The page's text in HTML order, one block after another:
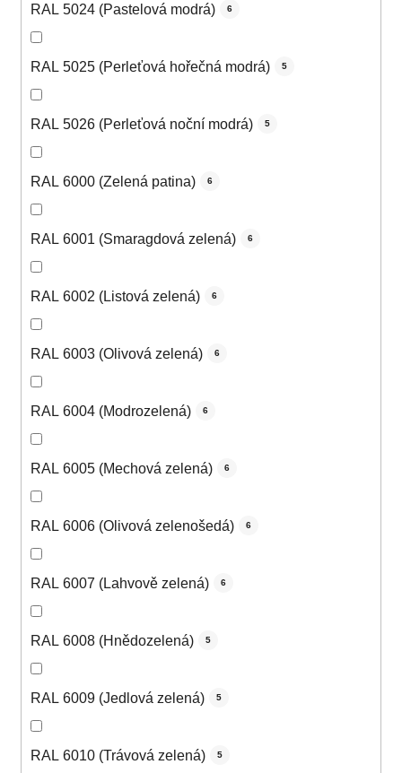
RAL 5024 (Pastelová modrá) 6
RAL 5025 (Perleťová hořečná modrá) 5
RAL 5026 (Perleťová noční modrá) 5
RAL 6000 (Zelená patina) 6
RAL 6001 (Smaragdová zelená) 6
RAL 6002 (Listová zelená) 6
RAL 6003 (Olivová zelená) 6
RAL 6004 (Modrozelená) 6
RAL 6005 (Mechová zelená) 6
RAL 6006 (Olivová zelenošedá) 6
RAL 6007 (Lahvově zelená) 6
RAL 6008 (Hnědozelená) 5
RAL 6009 (Jedlová zelená) 5
RAL 6010 (Trávová zelená) 5